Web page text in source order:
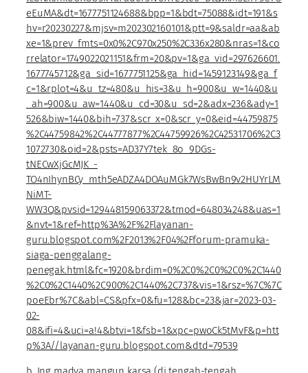
eEuMA&dt=1677751124688&bpp=1&bdt=75088&idt=191&s
hv=r20230227&mjsv=m202302160101&ptt=9&saldr=aa&ab
xe=1&prev_fmts=0x0%2C970x250%2C336x280&nras=1&co
rrelator=1749022021151&frm=20&pv=1&ga_vid=297626601.
1677745712&ga_sid=1677751125&ga_hid=1459123149&ga_f
c=1&rplot=4&u_tz=480&u_his=3&u_h=900&u_w=1440&u
_ah=900&u_aw=1440&u_cd=30&u_sd=2&adx=236&ady=1
526&biw=1440&bih=737&scr_x=0&scr_y=0&eid=44759875
%2C44759842%2C44777877%2C44759926%2C42531706%2C3
1072730&oid=2&psts=AD37Y7tek_8o_9DGs-
tNECwXjGcMJK_-
TO4nIhynBCy_mth5eADZA4DOAuMGk7WsBwBn9v2HUYrLM
NiMT-
WW3Q&pvsid=129448159063372&tmod=648034248&uas=1
&nvt=1&ref=http%3A%2F%2Flayanan-
guru.blogspot.com%2F2013%2F04%2Fforum-pramuka-
siaga-penggalang-
penegak.html&fc=1920&brdim=0%2C0%2C0%2C0%2C1440
%2C0%2C1440%2C900%2C1440%2C737&vis=1&rsz=%7C%7C
poeEbr%7C&abl=CS&pfx=0&fu=128&bc=23&jar=2023-03-
02-
08&ifi=4&uci=a!4&btvi=1&fsb=1&xpc=pwoCk5tMvF&p=htt
p%3A//layanan-guru.blogspot.com&dtd=79539